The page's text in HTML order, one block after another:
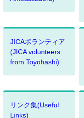
JICAボランティア
(JICA volunteers
from Toyohashi)
リンク集(Useful
Links)